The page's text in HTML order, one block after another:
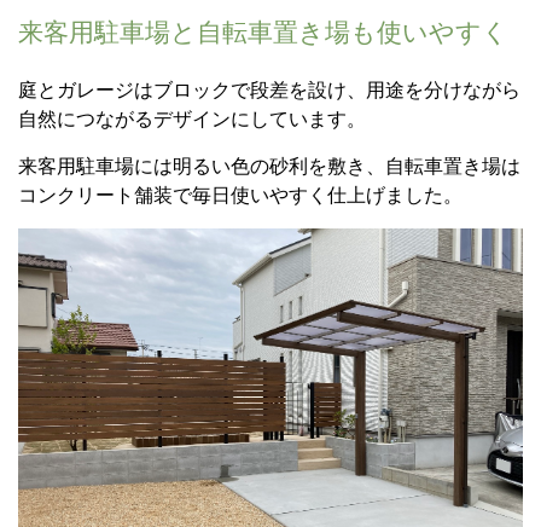
来客用駐車場と自転車置き場も使いやすく
庭とガレージはブロックで段差を設け、用途を分けながら
自然につながるデザインにしています。
来客用駐車場には明るい色の砂利を敷き、自転車置き場は
コンクリート舗装で毎日使いやすく仕上げました。